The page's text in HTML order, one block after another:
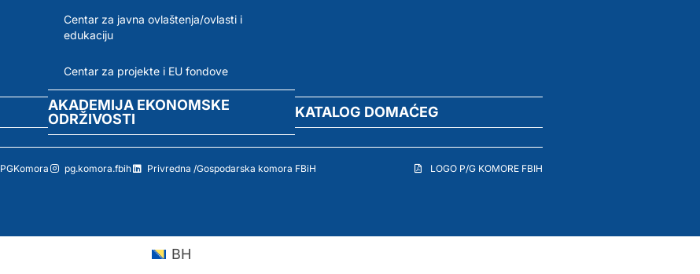
Centar za javna ovlaštenja/ovlasti i
edukaciju
Centar za projekte i EU fondove
AKADEMIJA EKONOMSKE
ODRŽIVOSTI
KATALOG DOMAĆEG
PGKomora pg.komora.fbih Privredna /Gospodarska komora FBiH
LOGO P/G KOMORE FBIH
BH